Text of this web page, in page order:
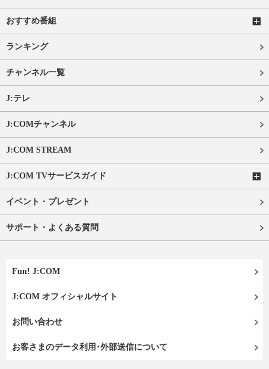
おすすめ番組
ランキング
チャンネル一覧
J:テレ
J:COMチャンネル
J:COM STREAM
J:COM TVサービスガイド
イベント・プレゼント
サポート・よくある質問
Fun! J:COM
J:COM オフィシャルサイト
お問い合わせ
お客さまのデータ利用･外部送信について